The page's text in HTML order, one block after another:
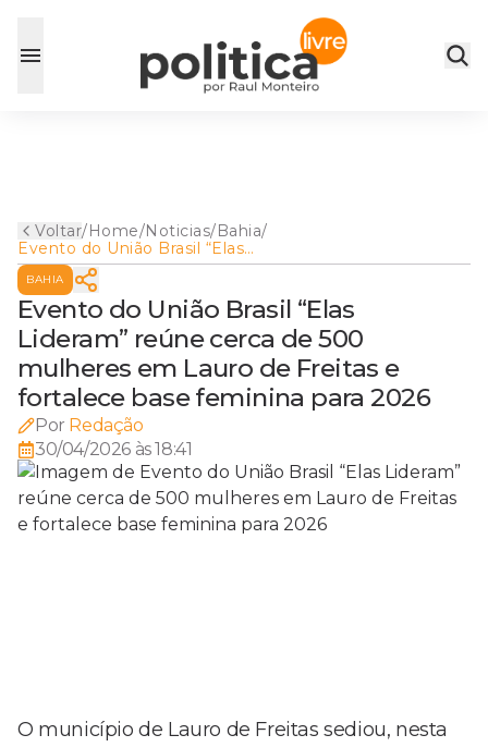
Voltar/Home/Noticias/Bahia/
Evento do União Brasil “Elas
Lideram” reúne cerca de 500
mulheres em Lauro de
Freitas e fortalece base
feminina para 2026
BAHIA
Evento do União Brasil “Elas
Lideram” reúne cerca de 500
mulheres em Lauro de Freitas e
fortalece base feminina para 2026
Por Redação
30/04/2026 às 18:41
O município de Lauro de Freitas sediou, nesta